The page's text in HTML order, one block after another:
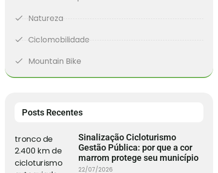
Natureza
Ciclomobilidade
Mountain Bike
Posts Recentes
Sinalização Cicloturismo
Gestão Pública: por que a cor
marrom protege seu município
22/07/2026